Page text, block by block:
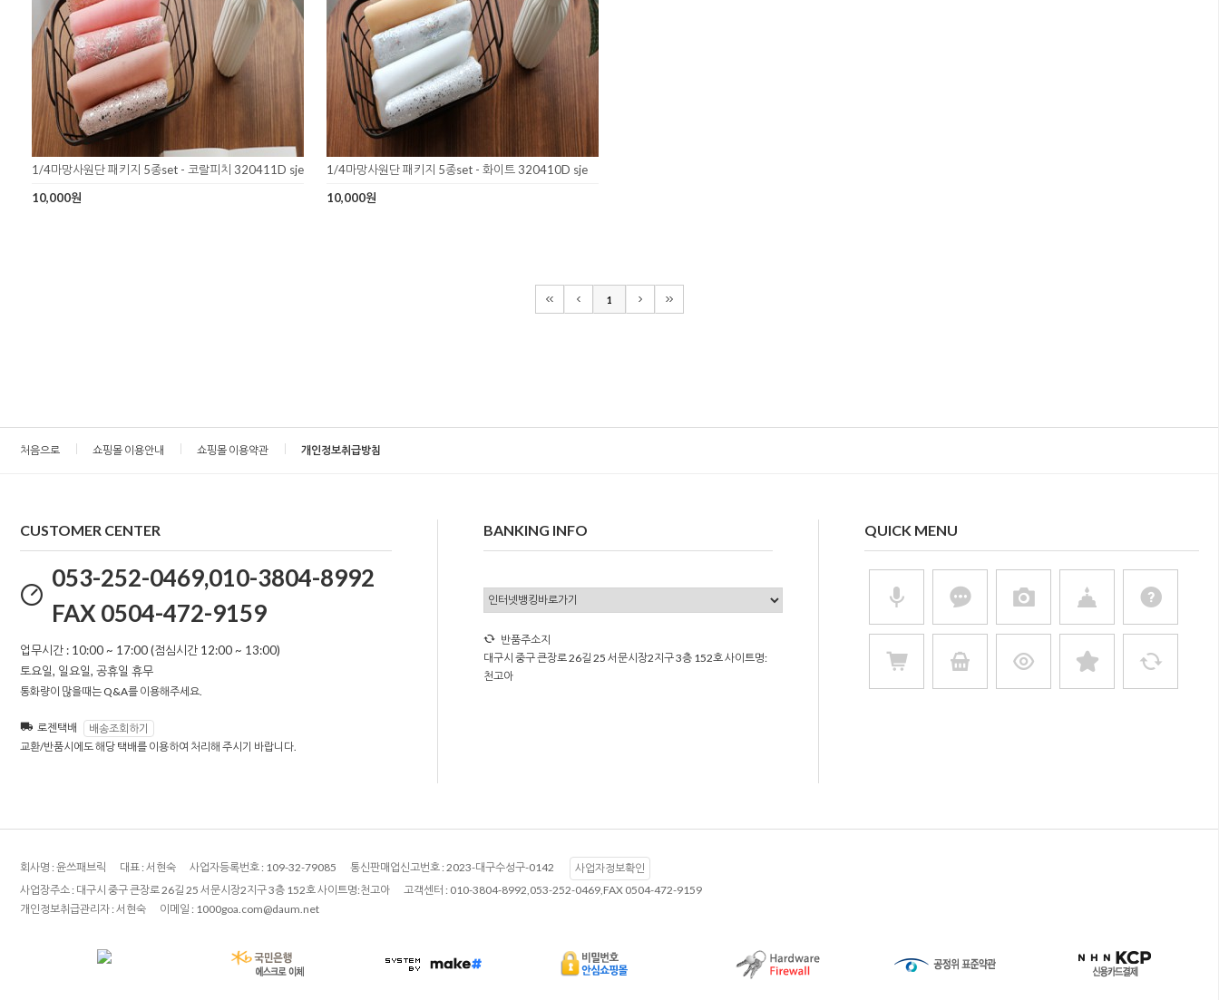
1/4마망사원단 패키지 5종set - 코랄피치 320411D sje
10,000원
1/4마망사원단 패키지 5종set - 화이트 320410D sje
10,000원
1
처음으로 쇼핑몰 이용안내 쇼핑몰 이용약관 개인정보취급방침
CUSTOMER CENTER
053-252-0469,010-3804-8992
FAX 0504-472-9159
업무시간 : 10:00 ~ 17:00 (점심시간 12:00 ~ 13:00)
토요일, 일요일, 공휴일 휴무
통화량이 많을때는 Q&A를 이용해주세요.
로젠택배
배송조회하기
교환/반품시에도 해당 택배를 이용하여 처리해 주시기 바랍니다.
BANKING INFO
반품주소지
대구시 중구 큰장로 26길 25 서문시장2지구 3층 152호 사이트명:
천고아
QUICK MENU
회사명 : 윤쓰패브릭 대표 : 서현숙 사업자등록번호 : 109-32-79085 통신판매업신고번호 : 2023-대구수성구-0142
사업자정보확인
사업장주소 : 대구시 중구 큰장로 26길 25 서문시장2지구 3층 152호 사이트명:천고아 고객센터 : 010-3804-8992,053-252-0469,FAX 0504-472-9159
개인정보취급관리자 : 서현숙 이메일 : 1000goa.com@daum.net